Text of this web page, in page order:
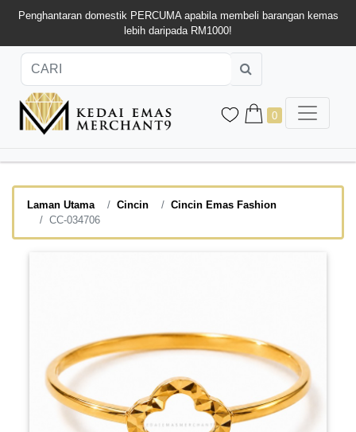
Penghantaran domestik PERCUMA apabila membeli barangan kemas
lebih daripada RM1000!
0
Laman Utama Cincin
Cincin Emas Fashion
CC-034706